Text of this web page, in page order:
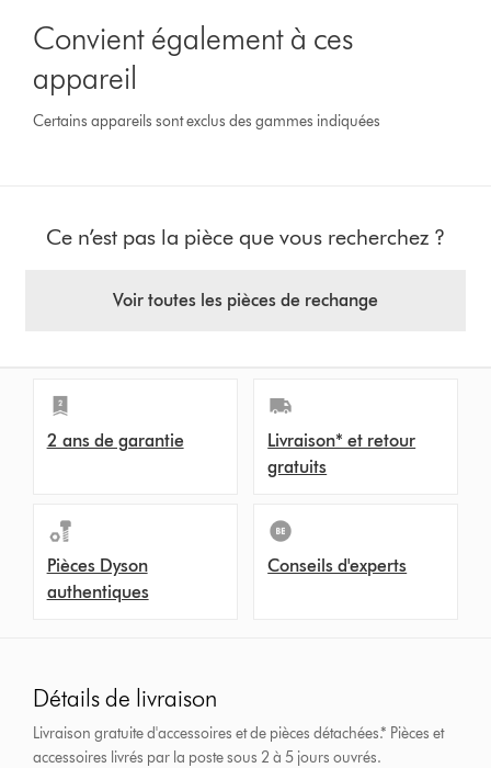
Convient également à ces
appareil
Certains appareils sont exclus des gammes indiquées
Ce n’est pas la pièce que vous recherchez ?
Voir toutes les pièces de rechange
2 ans de garantie
Livraison* et retour
gratuits
Pièces Dyson
authentiques
Conseils d'experts
Détails de livraison
Livraison gratuite d'accessoires et de pièces détachées.* Pièces et
accessoires livrés par la poste sous 2 à 5 jours ouvrés.